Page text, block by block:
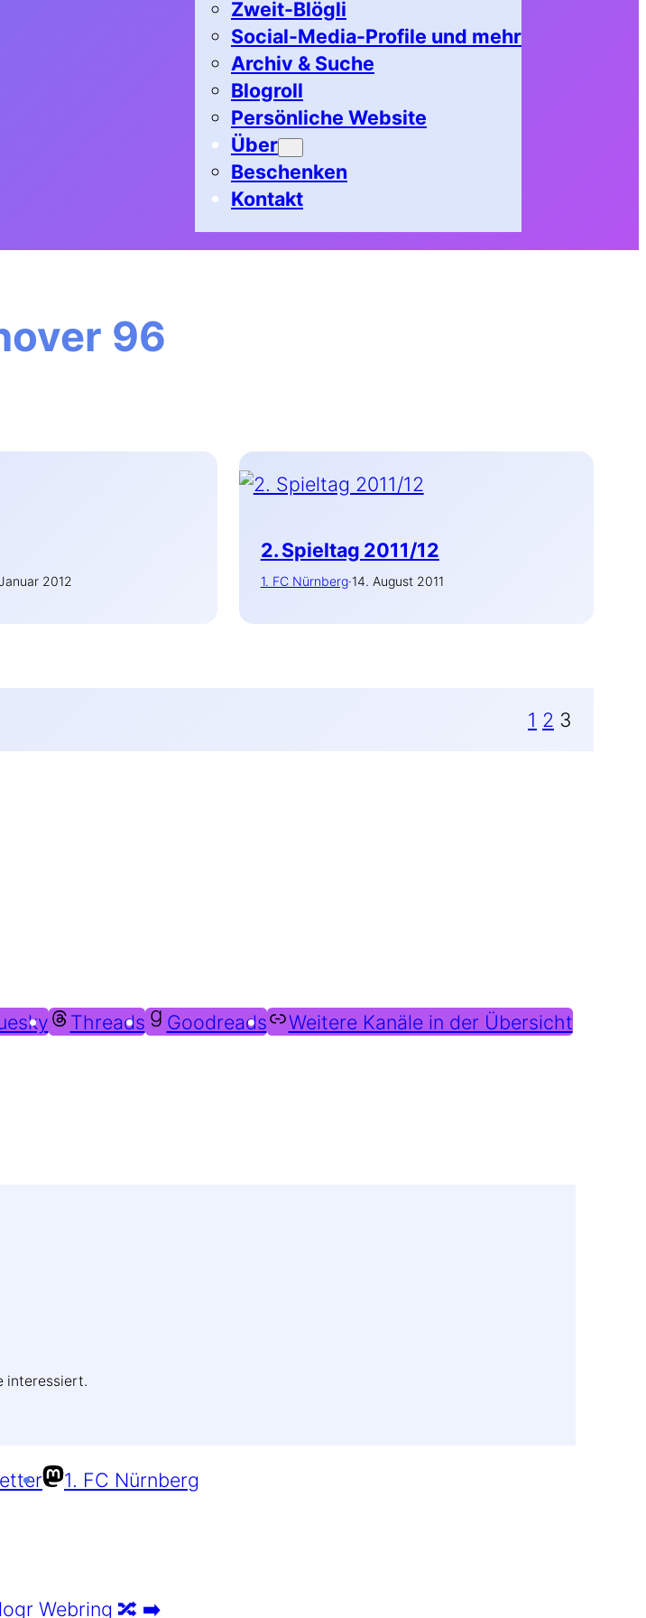
Zweit-Blögli
Social-Media-Profile und mehr
Archiv & Suche
Blogroll
Persönliche Website
Über
Beschenken
Kontakt
96
2012
2. Spieltag 2011/12
1. FC Nürnberg·14. August 2011
1 2 3
Threads Goodreads Weitere Kanäle in der Übersicht
interessiert.
1. FC Nürnberg
Webring 🔀 ➡️